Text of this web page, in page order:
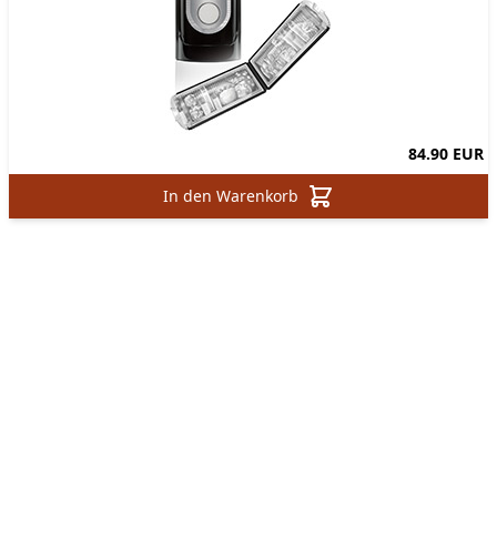
84.90 EUR
In den Warenkorb